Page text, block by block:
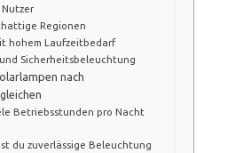
Regionen
hohem Laufzeitbedarf
Sicherheitsbeleuchtung
nach
Betriebsstunden pro Nacht
du zuverlässige Beleuchtung